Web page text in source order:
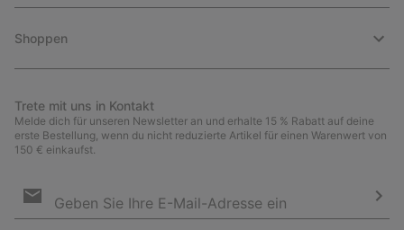
Shoppen
Trete mit uns in Kontakt
Melde dich für unseren Newsletter an und erhalte 15 % Rabatt auf deine
erste Bestellung, wenn du nicht reduzierte Artikel für einen Warenwert von
150 € einkaufst.
Anmeldung